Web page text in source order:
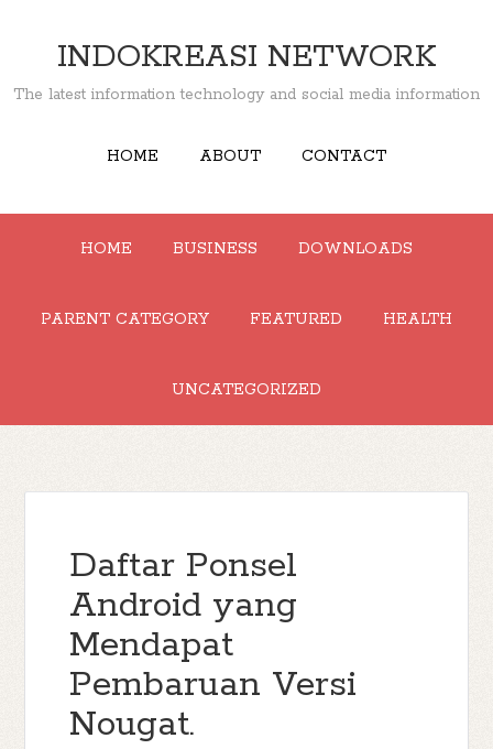
INDOKREASI NETWORK
The latest information technology and social media information
HOME ABOUT CONTACT
HOME BUSINESS DOWNLOADS
PARENT CATEGORY FEATURED HEALTH
UNCATEGORIZED
Daftar Ponsel
Android yang
Mendapat
Pembaruan Versi
Nougat.